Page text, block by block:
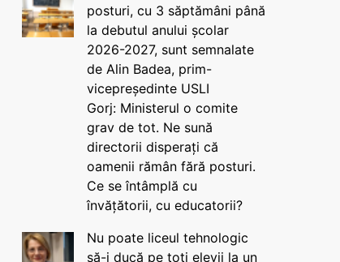
posturi, cu 3 săptămâni până
la debutul anului școlar
2026-2027, sunt semnalate
de Alin Badea, prim-
vicepreședinte USLI
Gorj: Ministerul o comite
grav de tot. Ne sună
directorii disperați că
oamenii rămân fără posturi.
Ce se întâmplă cu
învățătorii, cu educatorii?
Nu poate liceul tehnologic
să-i ducă pe toți elevii la un